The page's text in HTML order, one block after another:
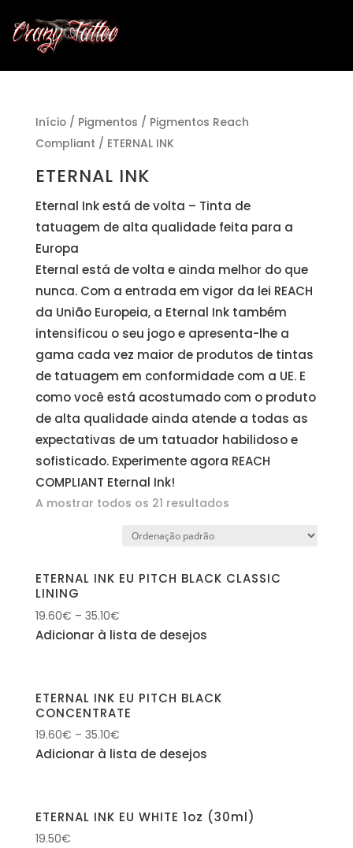
Início/ Pigmentos / Pigmentos Reach
Compliant / ETERNAL INK
ETERNAL INK
Eternal Ink está de volta – Tinta de
tatuagem de alta qualidade feita para a
Europa
Eternal está de volta e ainda melhor do que
nunca. Com a entrada em vigor da lei REACH
da União Europeia, a Eternal Ink também
intensificou o seu jogo e apresenta-lhe a
gama cada vez maior de produtos de tintas
de tatuagem em conformidade com a UE. E
como você está acostumado com o produto
de alta qualidade ainda atende a todas as
expectativas de um tatuador habilidoso e
sofisticado. Experimente agora REACH
COMPLIANT Eternal Ink!
A mostrar todos os 21 resultados
ETERNAL INK EU PITCH BLACK CLASSIC
LINING
19.60€ – 35.10€
Adicionar à lista de desejos
ETERNAL INK EU PITCH BLACK
CONCENTRATE
19.60€ – 35.10€
Adicionar à lista de desejos
ETERNAL INK EU WHITE 1oz (30ml)
19.50€